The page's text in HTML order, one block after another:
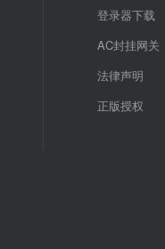
登录器下载
AC封挂网关
法律声明
正版授权